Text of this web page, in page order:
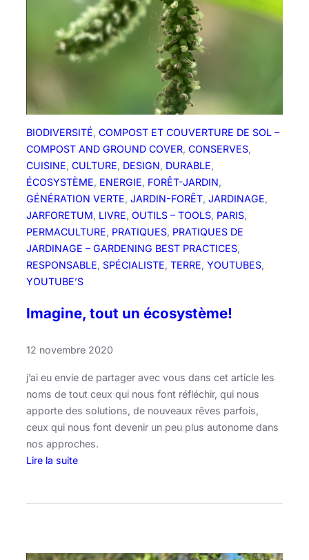
o
r
e
t
BIODIVERSITÉ, COMPOST ET COUVERTURE DE SOL –
COMPOST AND GROUND COVER, CONSERVES
CUISINE, CULTURE, DESIGN, DURABLE
ÉCOSYSTÈME, ENERGIE, FORÊT-JARDIN
GÉNÉRATION VERTE, JARDIN-FORÊT, JARDINAGE
JARFORETUM, LIVRE, OUTILS – TOOLS, PARIS
PERMACULTURE, PRATIQUES, PRATIQUES DE
JARDINAGE – GARDENING BEST PRACTICES
RESPONSABLE, SPÉCIALISTE, TERRE, YOUTUBES
YOUTUBE’S
Imagine, tout un écosystème!
12 novembre 2020
j’ai eu envie de partager avec vous dans cet article les
noms de tout ceux qui nous font réfléchir, qui nous
apporte des solutions, de nouveaux rêves parfois,
ceux qui nous font devenir un peu plus autonome dans
nos approches.
Lire la suite